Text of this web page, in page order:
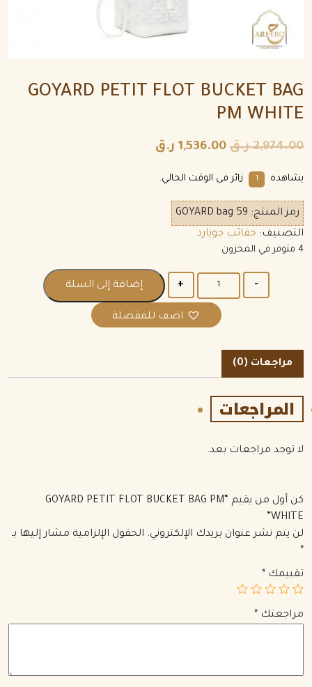
GOYARD PETIT FLOT BUCKET BAG
PM WHITE
2,974.00 ر.ق 1,536.00 ر.ق
يشاهده 1 زائر فى الوقت الحالي.
رمز المنتج: GOYARD bag 59
التصنيف: حقائب جويارد
4 متوفر في المخزون
إضافة إلى السلة
اضف للمفضلة
مراجعات (0)
المراجعات
لا توجد مراجعات بعد.
كن أول من يقيم “GOYARD PETIT FLOT BUCKET BAG PM
WHITE”
لن يتم نشر عنوان بريدك الإلكتروني. الحقول الإلزامية مشار إليها بـ
*
تقييمك *
مراجعتك *